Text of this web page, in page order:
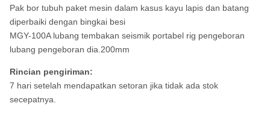
Pak bor tubuh paket mesin dalam kasus kayu lapis dan batang
diperbaiki dengan bingkai besi
MGY-100A lubang tembakan seismik portabel rig pengeboran
lubang pengeboran dia.200mm
Rincian pengiriman:
7 hari setelah mendapatkan setoran jika tidak ada stok
secepatnya.